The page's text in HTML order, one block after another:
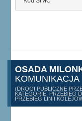
OSADA
KOMUNIKACJA
(DROGI PUBLICZNE
KATEGORIE, PRZEBIEG
PRZEBIEG LINII